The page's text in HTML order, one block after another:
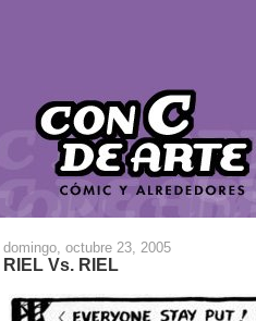
domingo, octubre 23, 2005
RIEL Vs. RIEL